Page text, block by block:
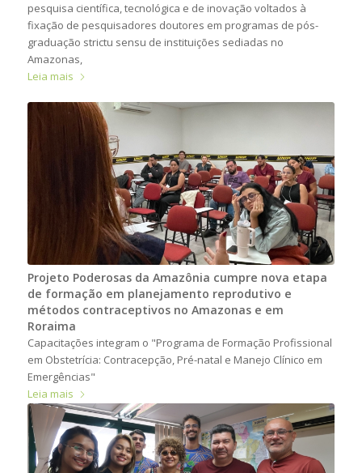
pesquisa científica, tecnológica e de inovação voltados à
fixação de pesquisadores doutores em programas de pós-
graduação strictu sensu de instituições sediadas no
Amazonas,
Leia mais
Projeto Poderosas da Amazônia cumpre nova etapa
de formação em planejamento reprodutivo e
métodos contraceptivos no Amazonas e em
Roraima
Capacitações integram o "Programa de Formação Profissional
em Obstetrícia: Contracepção, Pré-natal e Manejo Clínico em
Emergências"
Leia mais